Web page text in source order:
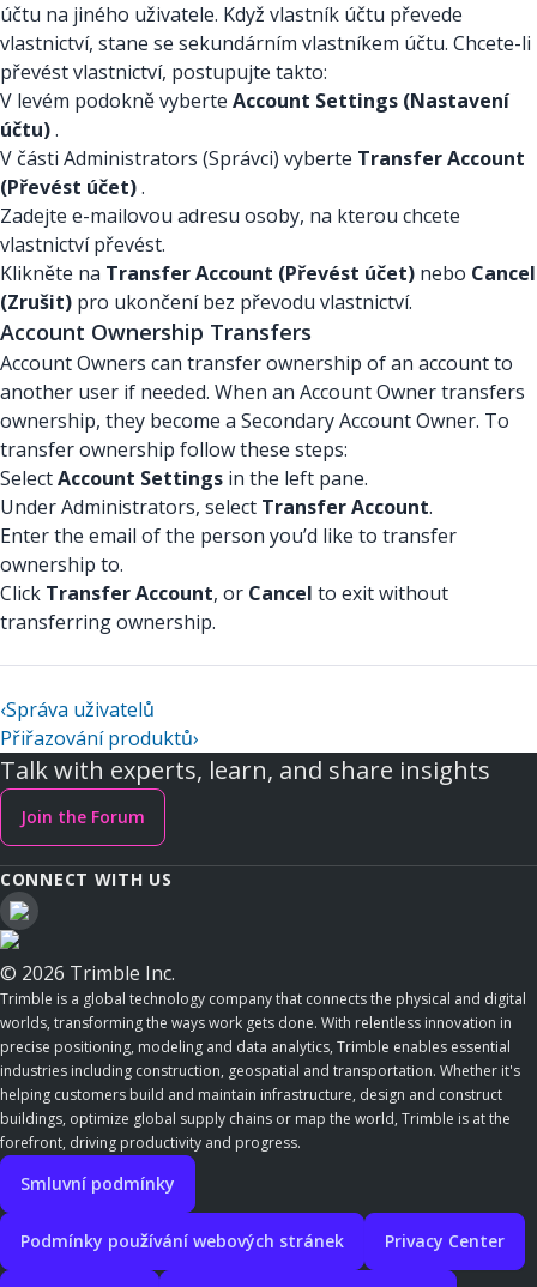
účtu na jiného uživatele. Když vlastník účtu převede
vlastnictví, stane se sekundárním vlastníkem účtu. Chcete-li
převést vlastnictví, postupujte takto:
V levém podokně vyberte Account Settings (Nastavení
účtu).
V části Administrators (Správci) vyberte Transfer Account
(Převést účet).
Zadejte e-mailovou adresu osoby, na kterou chcete
vlastnictví převést.
Klikněte na Transfer Account (Převést účet) nebo Cancel
(Zrušit) pro ukončení bez převodu vlastnictví.
Account Ownership Transfers
Account Owners can transfer ownership of an account to
another user if needed. When an Account Owner transfers
ownership, they become a Secondary Account Owner. To
transfer ownership follow these steps:
SelectAccount Settings in the left pane.
Under Administrators, select Transfer Account.
Enter the email of the person you’d like to transfer
ownership to.
Click Transfer Account, or Cancel to exit without
transferring ownership.
‹Správa uživatelů
Přiřazování produktů›
Talk with experts, learn, and share insights
Join the Forum
CONNECT WITH US
© 2026 Trimble Inc.
Trimble is a global technology company that connects the physical and digital
worlds, transforming the ways work gets done. With relentless innovation in
precise positioning, modeling and data analytics, Trimble enables essential
industries including construction, geospatial and transportation. Whether it's
helping customers build and maintain infrastructure, design and construct
buildings, optimize global supply chains or map the world, Trimble is at the
forefront, driving productivity and progress.
Smluvní podmínky
Podmínky používání webových stránek Privacy Center